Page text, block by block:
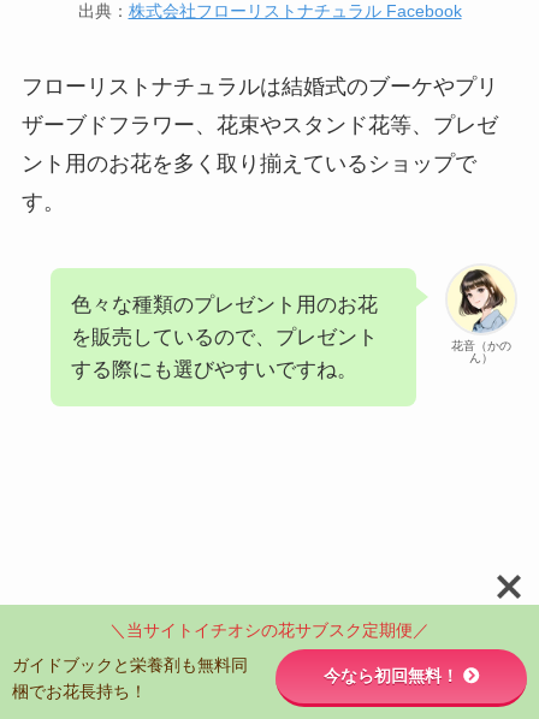
出典： 株式会社フローリストナチュラル Facebook
フローリストナチュラルは結婚式のブーケやプリ
ザーブドフラワー、花束やスタンド花等、プレゼ
ント用のお花を多く取り揃えているショップで
す。
花音（かの
ん）
色々な種類のプレゼント用のお花
を販売しているので、プレゼント
する際にも選びやすいですね。
＼当サイトイチオシの花サブスク定期便／
ガイドブックと栄養剤も無料同
梱でお花長持ち！
今なら初回無料！